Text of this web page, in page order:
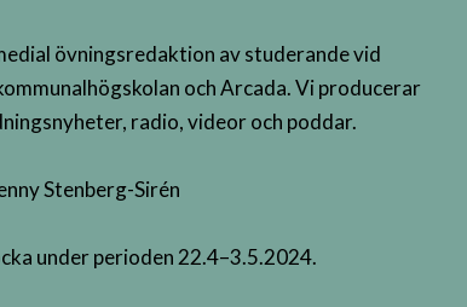
övningsredaktion av studerande vid
och Arcada. Vi producerar
radio, videor och poddar.
Stenberg-Sirén
under perioden 22.4–3.5.2024.